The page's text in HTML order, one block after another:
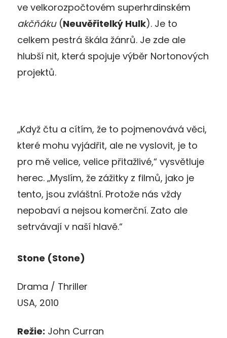
ve velkorozpočtovém superhrdinském
akčňáku(Neuvěřitelký Hulk). Je to
celkem pestrá škála žánrů. Je zde ale
hlubší nit, která spojuje výběr Nortonových
projektů.
„Když čtu a cítím, že to pojmenovává věci,
které mohu vyjádřit, ale ne vyslovit, je to
pro mě velice, velice přitažlivé,“ vysvětluje
herec. „Myslím, že zážitky z filmů, jako je
tento, jsou zvláštní. Protože nás vždy
nepobaví a nejsou komerční. Zato ale
setrvávají v naší hlavě.“
Stone (Stone)
Drama / Thriller
USA, 2010
Režie: John Curran